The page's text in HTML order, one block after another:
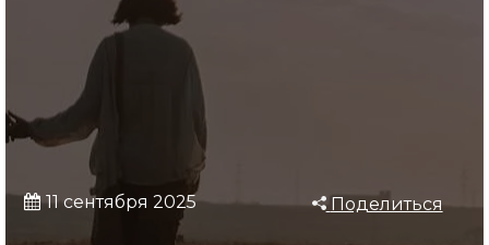
11 сентября 2025 Поделиться